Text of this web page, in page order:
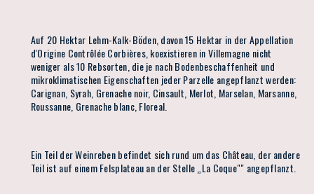
Auf 20 Hektar Lehm-Kalk-Böden, davon 15 Hektar in der Appellation
d'Origine Contrôlée Corbières, koexistieren in Villemagne nicht
weniger als 10 Rebsorten, die je nach Bodenbeschaffenheit und
mikroklimatischen Eigenschaften jeder Parzelle angepflanzt werden:
Carignan, Syrah, Grenache noir, Cinsault, Merlot, Marselan, Marsanne,
Roussanne, Grenache blanc, Floreal.
Ein Teil der Weinreben befindet sich rund um das Château, der andere
Teil ist auf einem Felsplateau an der Stelle „La Coque"" angepflanzt.